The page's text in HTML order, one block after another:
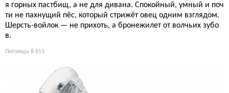
я горных пастбищ, а не для дивана. Спокойный, умный и поч
ти не пахнущий пёс, который стрижёт овец одним взглядом.
Шерсть-войлок — не прихоть, а бронежилет от волчьих зубо
в.
Питомцы 8 651